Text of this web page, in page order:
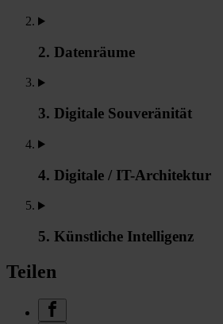
2. Datenräume
3. Digitale Souveränität
4. Digitale / IT-Architektur
5. Künstliche Intelligenz
Teilen